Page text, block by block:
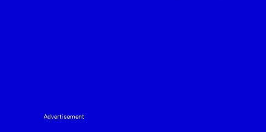
Advertisement